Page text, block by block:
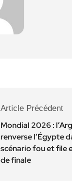
Article Précédent
Mondial 2026 :
renverse l’Égypte
scénario fou et file
de finale